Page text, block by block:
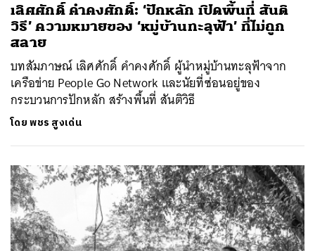
เลิศศักดิ์ คำคงศักดิ์: ‘ปักหลัก เปิดพื้นที่ สันติ
วิธี’ ความหมายของ ‘หมู่บ้านทะลุฟ้า’ ที่ไม่ถูก
สลาย
บทสัมภาษณ์ เลิศศักดิ์ คำคงศักดิ์ ผู้นำหมู่บ้านทะลุฟ้าจาก
เครือข่าย People Go Network และนัยที่ซ่อนอยู่ของ
กระบวนการปักหลัก สร้างพื้นที่ สันติวิธี
โดยพชร สูงเด่น
SHARE TWEET LINE EMAIL